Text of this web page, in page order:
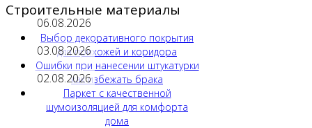
Строительные материалы
06.08.2026
Выбор декоративного покрытия
для прихожей и коридора
03.08.2026
Ошибки при нанесении штукатурки
как избежать брака
02.08.2026
Паркет с качественной
шумоизоляцией для комфорта
дома